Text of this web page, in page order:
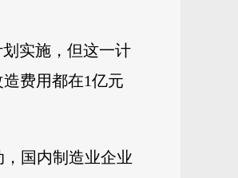
实施，但这一计
费用都在1亿元
国内制造业企业